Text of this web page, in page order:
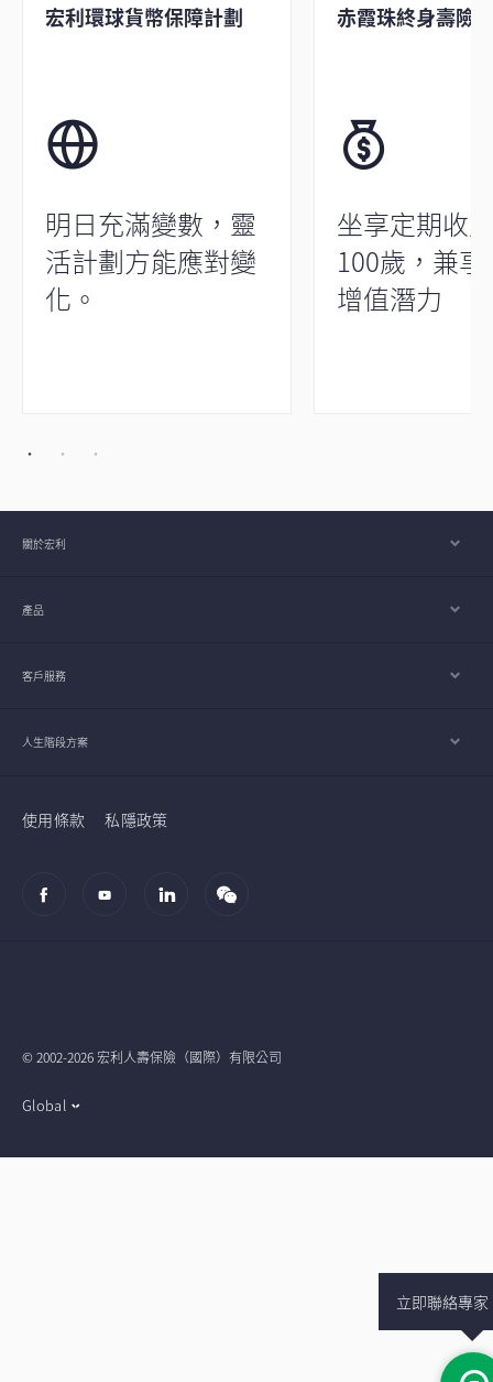
立即聯絡專家
宏利環球貨幣保障計劃
明日充滿變數，靈
活計劃方能應對變
化。
赤霞珠終身壽險
坐享定期收
100歲，兼
增值潛力
關於宏利
產品
客戶服務
人生階段方案
使用條款 私隱政策
© 2002-2026 宏利人壽保險（國際）有限公司
Global